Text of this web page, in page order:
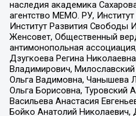
наследия академика
агентство МЕМО. РУ,
Институт Развития
Женсовет, Общественный
антимонопольная
Дзугкоева Регина
Владимирович,
Ольга Вадимовна, Чанышева
Ольга Борисовна, Туровский
Васильева Анастасия
Бойко Анатолий Николаевич,